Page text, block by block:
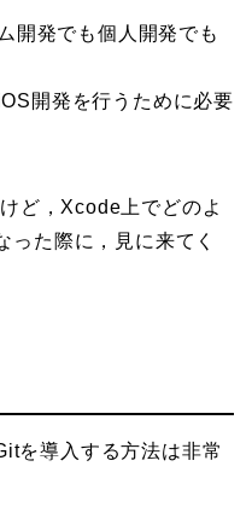
開発でも個人開発でも
開発を行うために必要
ど，Xcode上でどのよ
った際に，見に来てく
を導入する方法は非常